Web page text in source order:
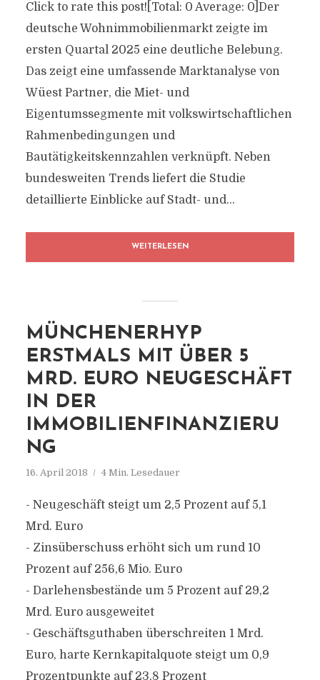
Click to rate this post![Total: 0 Average: 0]Der
deutsche Wohnimmobilienmarkt zeigte im
ersten Quartal 2025 eine deutliche Belebung.
Das zeigt eine umfassende Marktanalyse von
Wüest Partner, die Miet- und
Eigentumssegmente mit volkswirtschaftlichen
Rahmenbedingungen und
Bautätigkeitskennzahlen verknüpft. Neben
bundesweiten Trends liefert die Studie
detaillierte Einblicke auf Stadt- und...
WEITERLESEN
MÜNCHENERHYP
ERSTMALS MIT ÜBER 5
MRD. EURO NEUGESCHÄFT
IN DER
IMMOBILIENFINANZIERU
NG
16. April 2018 4 Min. Lesedauer
- Neugeschäft steigt um 2,5 Prozent auf 5,1
Mrd. Euro
- Zinsüberschuss erhöht sich um rund 10
Prozent auf 256,6 Mio. Euro
- Darlehensbestände um 5 Prozent auf 29,2
Mrd. Euro ausgeweitet
- Geschäftsguthaben überschreiten 1 Mrd.
Euro, harte Kernkapitalquote steigt um 0,9
Prozentpunkte auf 23,8 Prozent